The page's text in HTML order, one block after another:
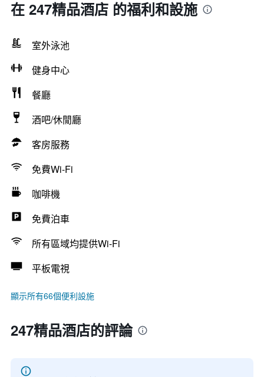
在 247精品酒店 的福利和設施
室外泳池
健身中心
餐廳
酒吧/休閒廳
客房服務
免費Wi-Fi
咖啡機
免費泊車
所有區域均提供Wi-Fi
平板電視
顯示所有66個便利設施
247精品酒店的評論